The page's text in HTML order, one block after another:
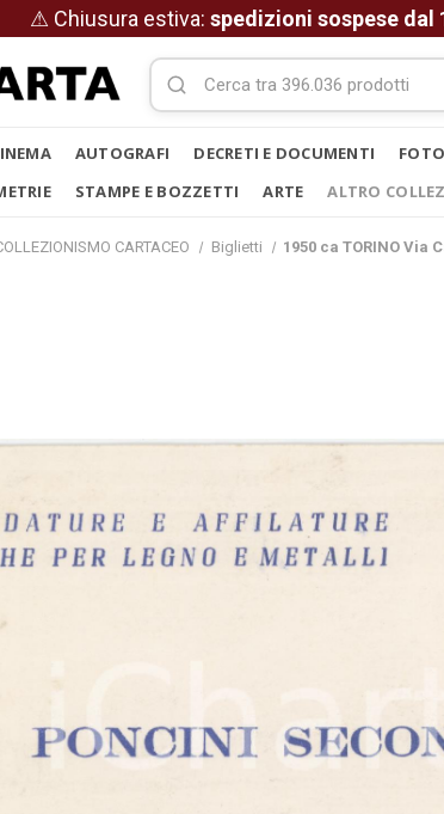
⚠ Chiusura estiva: spedizioni sospese dal
AUTOGRAFI DECRETI E DOCUMENTI
STAMPE E BOZZETTI ARTE ALTRO
CARTACEO Biglietti 1950 ca TORINO Via